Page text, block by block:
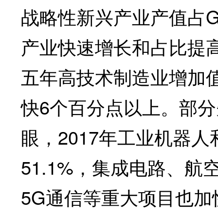
战略性新兴产业产值占
产业快速增长和占比提
五年高技术制造业增加
快6个百分点以上。部
眼，2017年工业机器
51.1%，集成电路、航
5G通信等重大项目也